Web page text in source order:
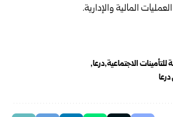
المالية والإدارية.
الاجتماعية درعا